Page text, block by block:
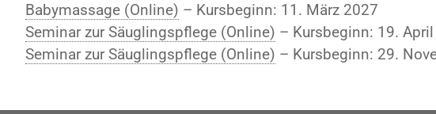
Babymassage (Online) – Kursbeginn: 11. März 2027
Seminar zur Säuglingspflege (Online) – Kursbeginn: 19.
Seminar zur Säuglingspflege (Online) – Kursbeginn: 29.